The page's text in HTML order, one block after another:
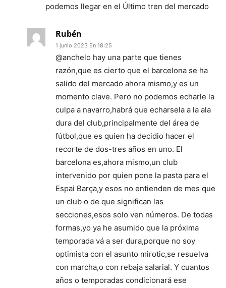
podemos llegar en el Último tren del mercado
Rubén
1 junio 2023 En 18:25
@anchelo hay una parte que tienes
razón,que es cierto que el barcelona se ha
salido del mercado ahora mismo,y es un
momento clave. Pero no podemos echarle la
culpa a navarro,habrá que echarsela a la ala
dura del club,principalmente del área de
fútbol,que es quien ha decidio hacer el
recorte de dos-tres años en uno. El
barcelona es,ahora mismo,un club
intervenido por quien pone la pasta para el
Espai Barça,y esos no entienden de mes que
un club o de que significan las
secciones,esos solo ven números. De todas
formas,yo ya he asumido que la próxima
temporada vá a ser dura,porque no soy
optimista con el asunto mirotic,se resuelva
con marcha,o con rebaja salarial. Y cuantos
años o temporadas condicionará ese